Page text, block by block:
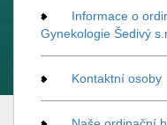
Informace o
Gynekologie Šedivý
Kontaktní osoby